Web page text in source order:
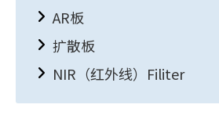
AR板
扩散板
NIR（红外线）Filiter